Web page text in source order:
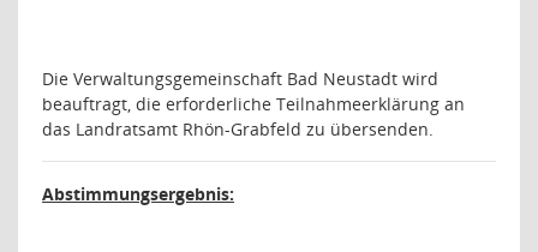
Die Verwaltungsgemeinschaft Bad Neustadt wird
beauftragt, die erforderliche Teilnahmeerklärung an
das Landratsamt Rhön-Grabfeld zu übersenden.
Abstimmungsergebnis: